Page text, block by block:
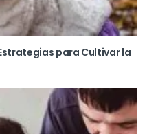
para Cultivar la